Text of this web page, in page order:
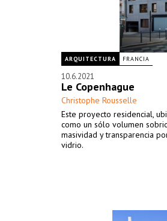
ARQUITECTURA FRANCIA
10.6.2021
Le Copenhague
Christophe Rousselle
Este proyecto residencial,
como un sólo volumen
masividad y transparencia
vidrio.